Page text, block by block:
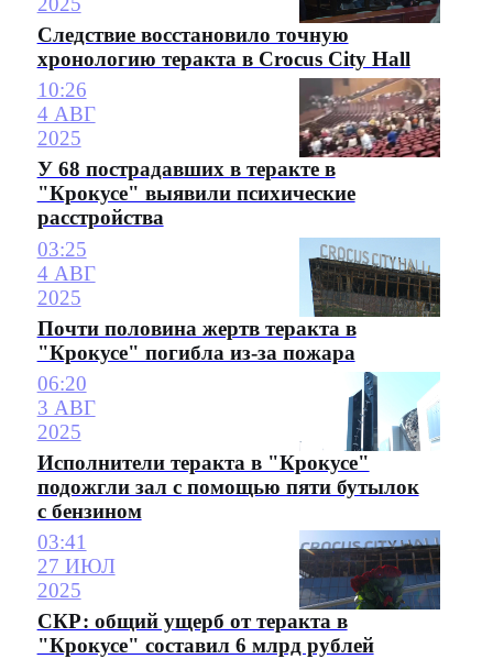
Следствие восстановило точную
хронологию теракта в Crocus City Hall
10:26
4 АВГ
2025
У 68 пострадавших в теракте в
"Крокусе" выявили психические
расстройства
03:25
4 АВГ
2025
Почти половина жертв теракта в
"Крокусе" погибла из-за пожара
06:20
3 АВГ
2025
Исполнители теракта в "Крокусе"
подожгли зал с помощью пяти бутылок
с бензином
03:41
27 ИЮЛ
2025
СКР: общий ущерб от теракта в
"Крокусе" составил 6 млрд рублей